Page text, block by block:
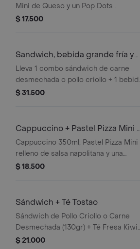
Mini de Queso y un Pop Dots .
$ 17.500
Sandwich, bebida grande fría y
gallleta
Lleva 1 combo sándwich de carne
desmechada o pollo criollo + 1
grande 350 ml + 1 galleta
$ 31.500
Cappuccino + Pastel Pizza Mini +
Galleta
Cappuccino 350ml, Pastel Pizza Mini
relleno de salsa napolitana y una
Galleta Chocochips (50gr)
$ 18.500
Sándwich + Té Tostao
Sándwich de Pollo Criollo o Carne
Desmechada (130gr) + Té Fresa Kiwi
(400ml) O Té Blanco Piña Mangostino
$ 21.000